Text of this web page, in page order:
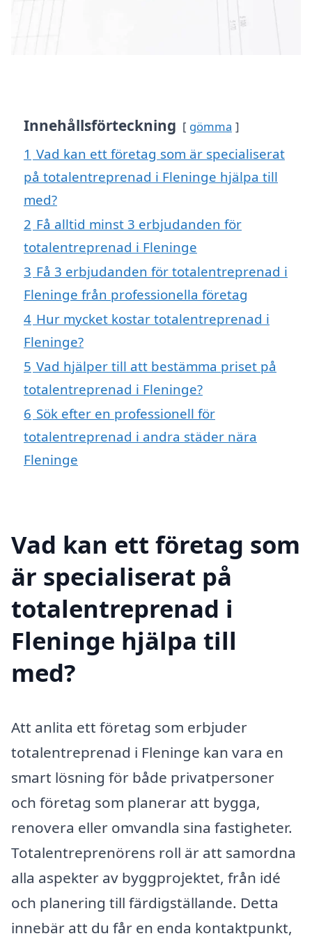
Innehållsförteckning gömma
1 Vad kan ett företag som är specialiserat
på totalentreprenad i Fleninge hjälpa till
med?
2 Få alltid minst 3 erbjudanden för
totalentreprenad i Fleninge
3 Få 3 erbjudanden för totalentreprenad i
Fleninge från professionella företag
4 Hur mycket kostar totalentreprenad i
Fleninge?
5 Vad hjälper till att bestämma priset på
totalentreprenad i Fleninge?
6 Sök efter en professionell för
totalentreprenad i andra städer nära
Fleninge
Vad kan ett företag som
är specialiserat på
totalentreprenad i
Fleninge hjälpa till
med?
Att anlita ett företag som erbjuder
totalentreprenad i Fleninge kan vara en
smart lösning för både privatpersoner
och företag som planerar att bygga,
renovera eller omvandla sina fastigheter.
Totalentreprenörens roll är att samordna
alla aspekter av byggprojektet, från idé
och planering till färdigställande. Detta
innebär att du får en enda kontaktpunkt,